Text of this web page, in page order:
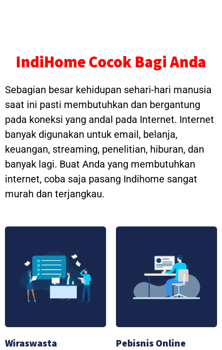
IndiHome Cocok Bagi Anda
Sebagian besar kehidupan sehari-hari manusia
saat ini pasti membutuhkan dan bergantung
pada koneksi yang andal pada Internet. Internet
banyak digunakan untuk email, belanja,
keuangan, streaming, penelitian, hiburan, dan
banyak lagi. Buat Anda yang membutuhkan
internet, coba saja pasang Indihome sangat
murah dan terjangkau.
Wiraswasta Pebisnis Online